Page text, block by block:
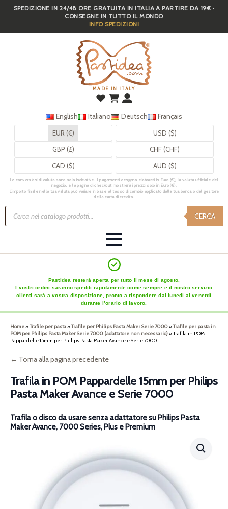
SkipSPEDIZIONE IN 24/48 ORE GRATUITA IN ITALIA A PARTIRE DA 19€ ·
CONSEGNE IN TUTTO IL MONDO
INFO SPEDIZIONI
MADE IN ITALY
English Italiano Deutsch Français
EUR (€)
USD ($)
GBP (£)
CHF (CHF)
CAD ($)
AUD ($)
Le conversioni di valuta sono solo indicative. I pagamenti vengono elaborati in Euro (€), la valuta ufficiale del
negozio, e la pagina di checkout mostrerà i prezzi solo in Euro (€).
L’importo finale nella tua valuta può variare in base al tasso di cambio applicato dalla tua banca o dal gestore
della carta di credito.
Ricerca
prodotti CERCA
Pastidea resterà aperta per tutto il mese di agosto.
I vostri ordini saranno spediti rapidamente come sempre e il nostro servizio
clienti sarà a vostra disposizione, pronto a rispondere dal lunedì al venerdì
durante l’orario di lavoro.
Home»Trafile per pasta»Trafile per Philips Pasta Maker Serie 7000»Trafile per pasta in
POM per Philips Pasta Maker Serie 7000 (adattatore non necessario)»Trafila in POM
Pappardelle 15mm per Philips Pasta Maker Avance e Serie 7000
← Torna alla pagina precedente
Trafila in POM Pappardelle 15mm per Philips
Pasta Maker Avance e Serie 7000
Trafila o disco da usare senza adattatore su Philips Pasta
Maker Avance, 7000 Series, Plus e Premium